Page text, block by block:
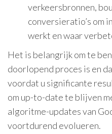
verkeersbronnen,
conversieratio’s om
werkt en waar
Het is belangrijk om te
doorlopend proces is en
voordat u significante
om up-to-date te blijven
algoritme-updates van
voortdurend evolueren.